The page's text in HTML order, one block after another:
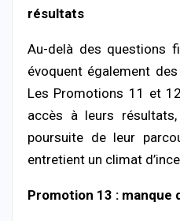
résultats
Au-delà des questions
évoquent également
Les Promotions 11 et
accès à leurs
poursuite de leur
entretient un climat
Promotion 13 : manque